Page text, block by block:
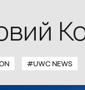
#UWС NEWS